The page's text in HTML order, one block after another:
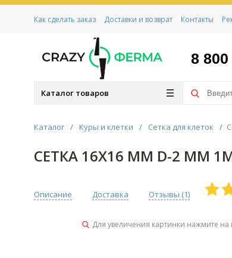
Как сделать заказ Доставки и возврат Контакты
8 800
Каталог товаров
Каталог / Куры и клетки / Сетка для клеток /
СЕТКА 16Х16 ММ D-2 ММ
Описание Доставка Отзывы (1)
Для увеличения картинки нажмите